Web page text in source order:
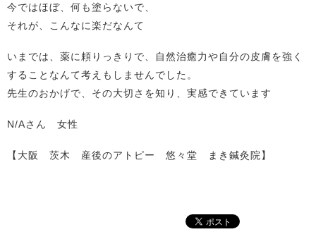
今ではほぼ、何も塗らないで、
それが、こんなに楽だなんて
いまでは、薬に頼りっきりで、自然治癒力や自分の皮膚を強く
することなんて考えもしませんでした。
先生のおかげで、その大切さを知り、実感できています
N/Aさん 女性
【大阪 茨木 産後のアトピー 悠々堂 まき鍼灸院】